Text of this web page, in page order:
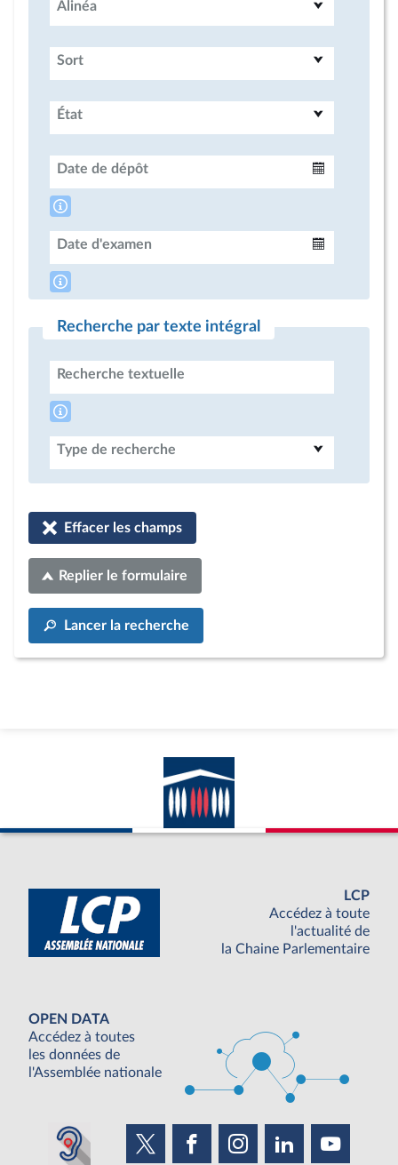
Alinéa
Sort
État
Date de dépôt
Date d'examen
Recherche par texte intégral
Recherche textuelle
Type de recherche
Effacer les champs
Replier le formulaire
Lancer la recherche
LCP
Accédez à toute
l'actualité de
la Chaine Parlementaire
OPEN DATA
Accédez à toutes
les données de
l'Assemblée nationale